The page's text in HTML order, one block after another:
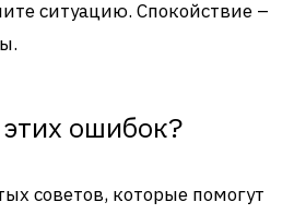
ситуацию. Спокойствие –
ошибок?
советов, которые помогут